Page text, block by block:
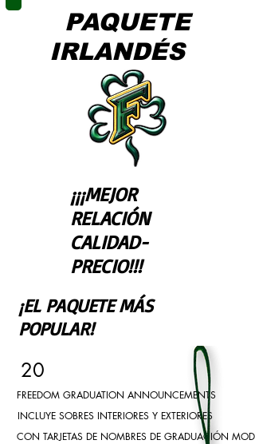
PAQUETE
IRLANDÉS
¡¡¡MEJOR
RELACIÓN
CALIDAD-
PRECIO!!!
¡EL PAQUETE MÁS
POPULAR!
20
FREEDOM GRADUATION ANNOUNCEMENTS
INCLUYE SOBRES INTERIORES Y EXTERIORES
CON TARJETAS DE NOMBRES DE GRADUACIÓN